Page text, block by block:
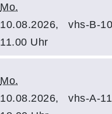
Mo.
10.08.2026,
11.00 Uhr
vhs-B-
Mo.
10.08.2026,
vhs-A-